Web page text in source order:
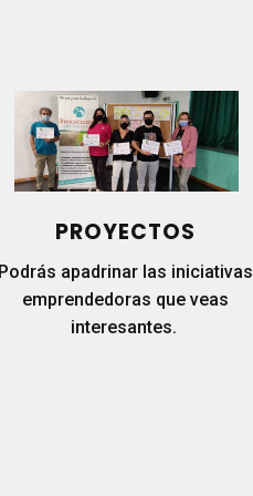
PROYECTOS
Podrás apadrinar las iniciativas
emprendedoras que veas
interesantes.